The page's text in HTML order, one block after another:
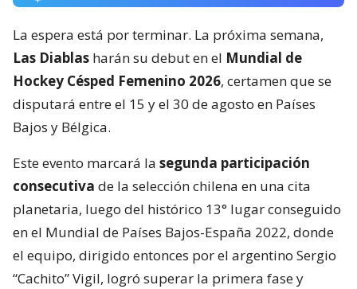
La espera está por terminar. La próxima semana,
Las Diablas harán su debut en el Mundial de
Hockey Césped Femenino 2026, certamen que se
disputará entre el 15 y el 30 de agosto en Países
Bajos y Bélgica.
Este evento marcará la segunda participación
consecutiva de la selección chilena en una cita
planetaria, luego del histórico 13° lugar conseguido
en el Mundial de Países Bajos-España 2022, donde
el equipo, dirigido entonces por el argentino Sergio
“Cachito” Vigil, logró superar la primera fase y